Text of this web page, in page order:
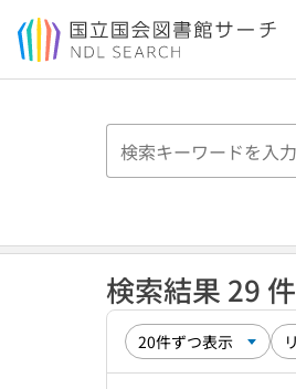
本文へ移動
検索結果 29 件